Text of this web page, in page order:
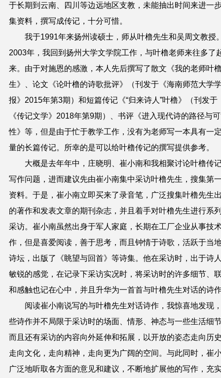
于长期到云南、四川等边远地区支教，未能抽出时间来进一
集资料，撰写成传记，十分可惜。
我于1991年来扬州读硕士，师从叶橹先生和吴周文教授
2003年，我回到扬州大学文学院工作，与叶橹老师来往多了
来。由于对施恩的感激，本人先后撰写了散文《我的老师叶
生》、论文《论叶橹的诗歌批评》（刊发于《海南师范大学
报》2015年第3期）和短篇传记《“归来诗人”叶橹》（刊发于
《传记文学》2018年第9期）、书评《进入现代诗的路径与
性》等，但是由于忙于教学工作，没有为老师写一本具有一
量的长篇传记。所幸的是可以给叶橹传记的撰写提供参考。
大概是去年年中，庄晓明、崔小南和我相聚讨论叶橹传
写作问题，进而建议先由崔小南集中采访叶橹先生，搜集第
资料。于是，崔小南立即买来了录音笔，广泛搜集叶橹先生
的著作和发表文章的期刊杂志，并且着手对叶橹先生进行系
采访。崔小南虽然出身于军人家庭，长期在工厂企业从事技
作，但是喜爱阅读，善于思考，而且钟情于诗歌，活跃于当
诗坛，出版了《眺望与回首》等诗集。他在采访时，出于诗
敏锐的感觉，在记录下采访实况时，将采访时的许多细节、
和感触也记在心中，并且升华为一首首与叶橹先生对话的诗
阅读崔小南说写的与叶橹先生对话诗作，我惊喜地发现
些诗作并不局限于采访时的场面、情形、神态与一些生活细
而且还有采访的内容向外延伸和拓展，以开放的姿态走向历
走向文化，走向精神，走向更为广阔的空间。与此同时，崔
广泛地听取各方面的意见和建议，不断地扩展他的写作，充